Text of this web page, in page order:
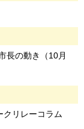
長の動き（10月
クリレーコラム